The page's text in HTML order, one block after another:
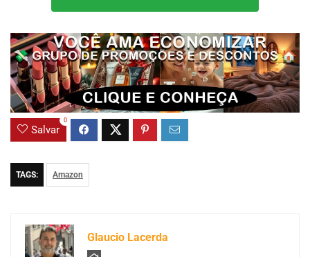
Salvar
0
TAGS: Amazon
Glaucio Lacerda